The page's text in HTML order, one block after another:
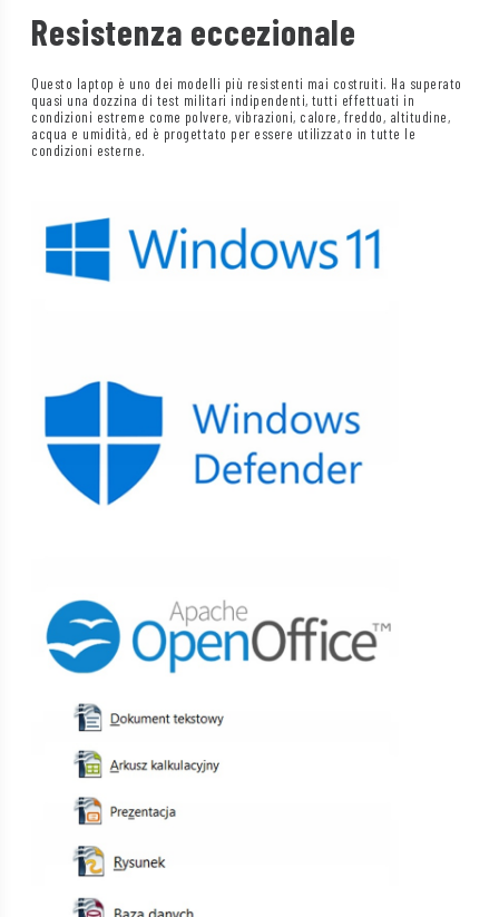
Resistenza eccezionale
Questo laptop è uno dei modelli più resistenti mai costruiti. Ha superato
quasi una dozzina di test militari indipendenti, tutti effettuati in
condizioni estreme come polvere, vibrazioni, calore, freddo, altitudine,
acqua e umidità, ed è progettato per essere utilizzato in tutte le
condizioni esterne.